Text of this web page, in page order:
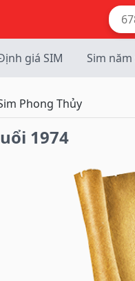
giá SIM Sim
Phong Thủy
1974